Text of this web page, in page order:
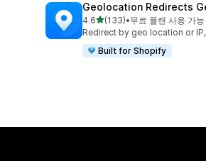
Geolocation Redirects
4.6별 5개 중
(133)
총 리뷰 133개
•무료 플랜 사용 가능
Redirect by geo location or
Built for Shopify